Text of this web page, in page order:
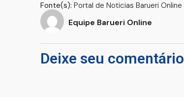
Fonte(s): Portal de Noticias Barueri Online
Equipe Barueri Online
Deixe seu comentário